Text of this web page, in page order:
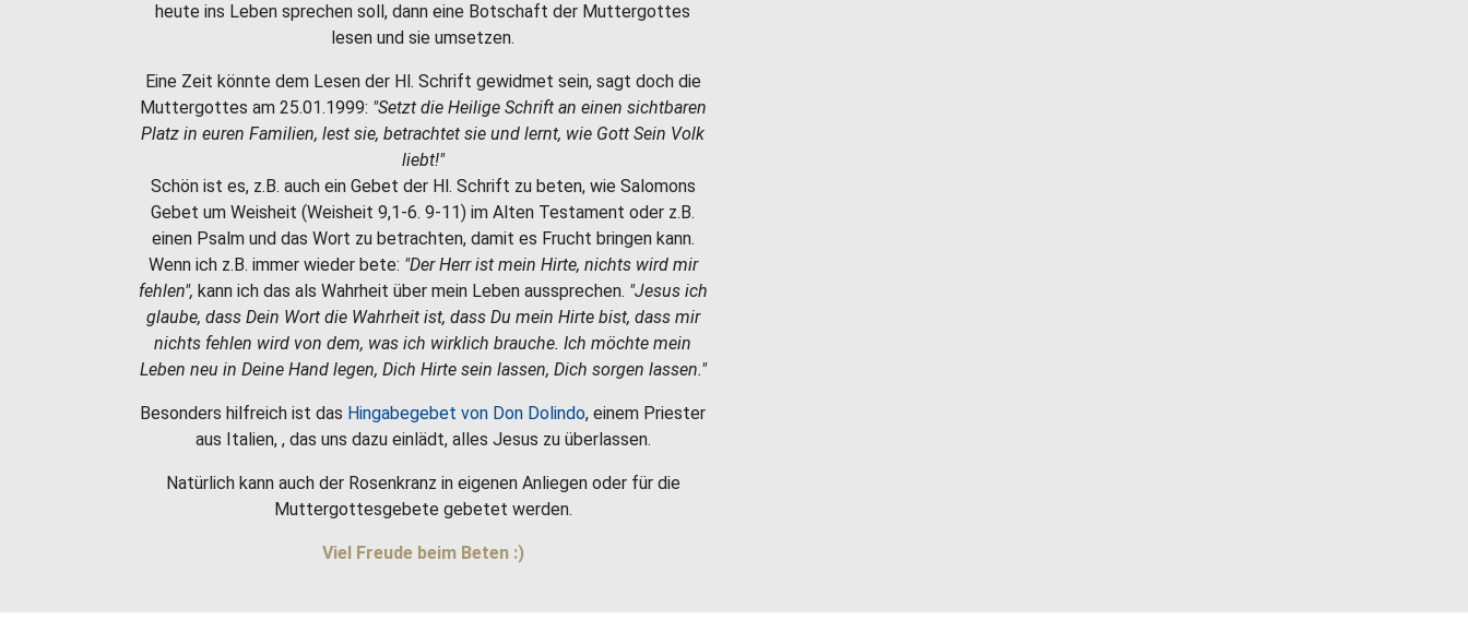
heute ins Leben sprechen soll, dann eine Botschaft der Muttergottes
lesen und sie umsetzen.
Eine Zeit könnte dem Lesen der Hl. Schrift gewidmet sein, sagt doch die
Muttergottes am 25.01.1999: "Setzt die Heilige Schrift an einen sichtbaren
Platz in euren Familien, lest sie, betrachtet sie und lernt, wie Gott Sein Volk
liebt!"
Schön ist es, z.B. auch ein Gebet der Hl. Schrift zu beten, wie Salomons
Gebet um Weisheit (Weisheit 9,1-6. 9-11) im Alten Testament oder z.B.
einen Psalm und das Wort zu betrachten, damit es Frucht bringen kann.
Wenn ich z.B. immer wieder bete: "Der Herr ist mein Hirte, nichts wird mir
fehlen", kann ich das als Wahrheit über mein Leben aussprechen. "Jesus ich
glaube, dass Dein Wort die Wahrheit ist, dass Du mein Hirte bist, dass mir
nichts fehlen wird von dem, was ich wirklich brauche. Ich möchte mein
Leben neu in Deine Hand legen, Dich Hirte sein lassen, Dich sorgen lassen."
Besonders hilfreich ist das Hingabegebet von Don Dolindo, einem Priester
aus Italien, , das uns dazu einlädt, alles Jesus zu überlassen.
Natürlich kann auch der Rosenkranz in eigenen Anliegen oder für die
Muttergottesgebete gebetet werden.
Viel Freude beim Beten :)